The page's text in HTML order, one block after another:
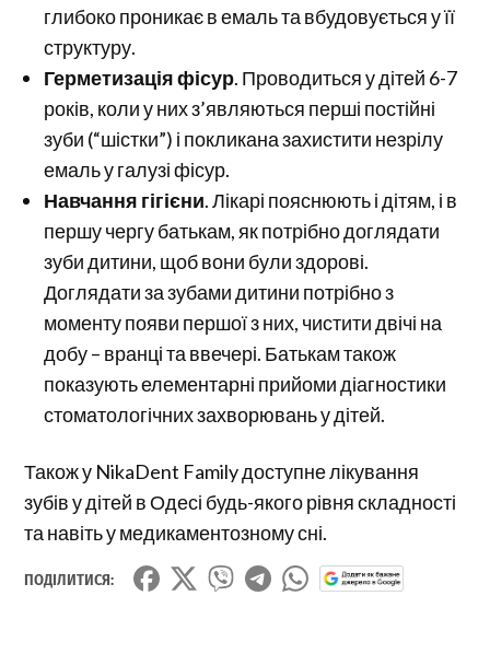
глибоко проникає в емаль та вбудовується у її
структуру.
Герметизація фісур. Проводиться у дітей 6-7
років, коли у них з’являються перші постійні
зуби (“шістки”) і покликана захистити незрілу
емаль у галузі фісур.
Навчання гігієни. Лікарі пояснюють і дітям, і в
першу чергу батькам, як потрібно доглядати
зуби дитини, щоб вони були здорові.
Доглядати за зубами дитини потрібно з
моменту появи першої з них, чистити двічі на
добу – вранці та ввечері. Батькам також
показують елементарні прийоми діагностики
стоматологічних захворювань у дітей.
Також у NikaDent Family доступне лікування
зубів у дітей в Одесі будь-якого рівня складності
та навіть у медикаментозному сні.
ПОДІЛИТИСЯ: